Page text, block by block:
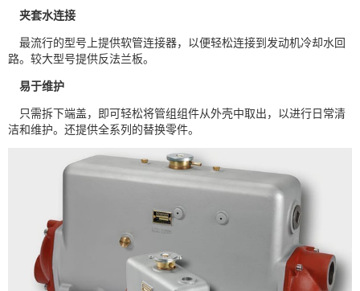
夹套水连接
最流行的型号上提供软管连接器，以便轻松连接到发动机冷却水回
路。较大型号提供反法兰板。
易于维护
只需拆下端盖，即可轻松将管组组件从外壳中取出，以进行日常清
洁和维护。还提供全系列的替换零件。